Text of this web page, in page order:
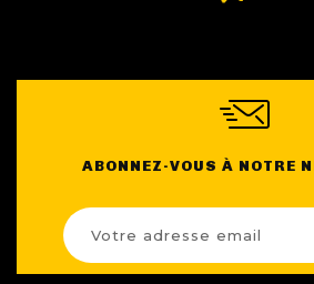
Paniers Cadeaux À
FIDÉLITÉ
BLOG
ABONNEZ-VOUS À NOTRE